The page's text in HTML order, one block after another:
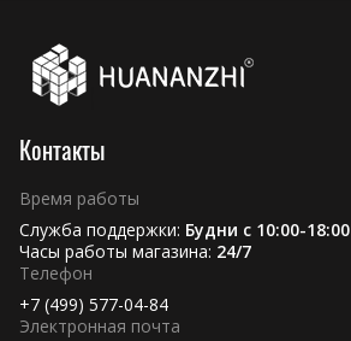
Контакты
Время работы
Служба поддержки: Будни с 10:00-18:00
Часы работы магазина: 24/7
Телефон
+7 (499) 577-04-84
Электронная почта